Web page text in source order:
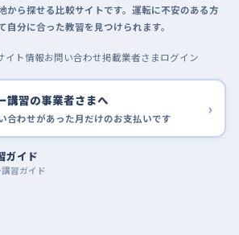
から探せる比較サイトです。運転に不安のある方
分に合った教習を見つけられます。
イト情報お問い合わせ掲載業者さまログイン
講習の事業者さまへ
合わせがあった月だけのお支払いです ›
ガイド
習ガイド